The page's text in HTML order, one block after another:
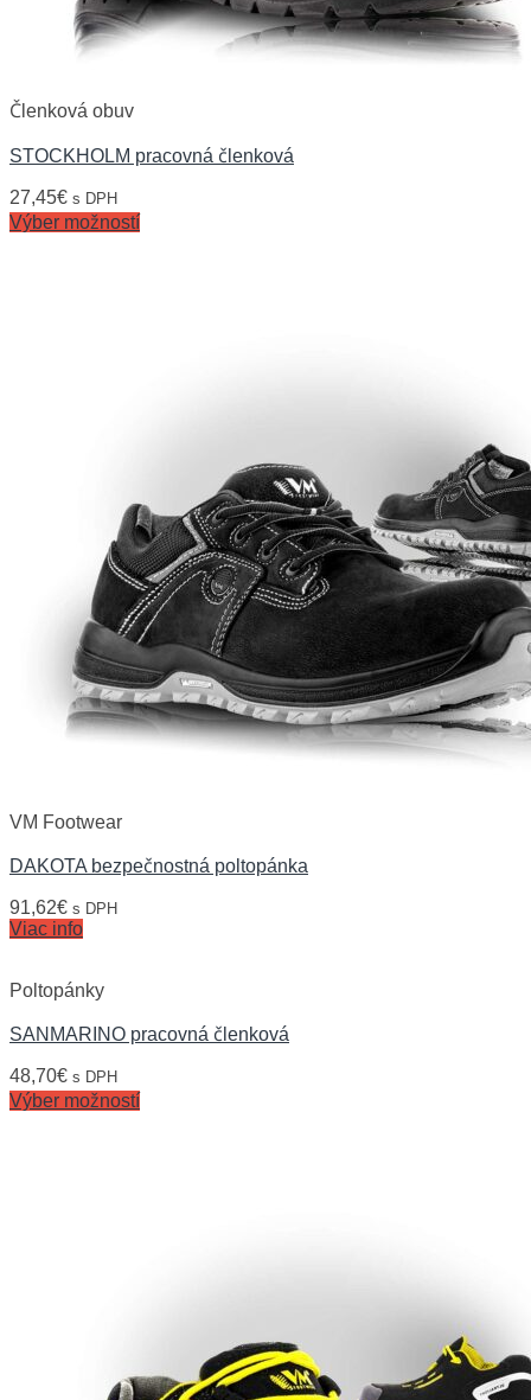
Členková obuv
STOCKHOLM pracovná členková
27,45€ s DPH
Výber možností
VM Footwear
DAKOTA bezpečnostná poltopánka
91,62€ s DPH
Viac info
Poltopánky
SANMARINO pracovná členková
48,70€ s DPH
Výber možností